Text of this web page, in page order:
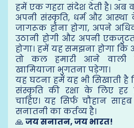
हमें एक गहरा संदेश देती है। अब
अपनी संस्कृति, धर्म और आस्था
जागरूक होना होगा, अपने
उठानी होगी और अपनी
होगा। हमें यह समझना होगा
तो कल हमारी आने वाली
खामियाजा भुगतना पड़ेगा।
यह घटना हमें यह भी सिखाती
संस्कृति की रक्षा के लिए हर
चाहिए। यह सिर्फ चौहान
सनातनी का कर्तव्य है।
🙏 जय सनातन, जय भारत!